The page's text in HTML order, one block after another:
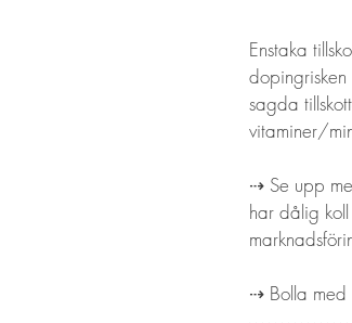
Enstaka
sagda
vitaminer/
⇢ Se upp
har dålig
⇢ Bolla med